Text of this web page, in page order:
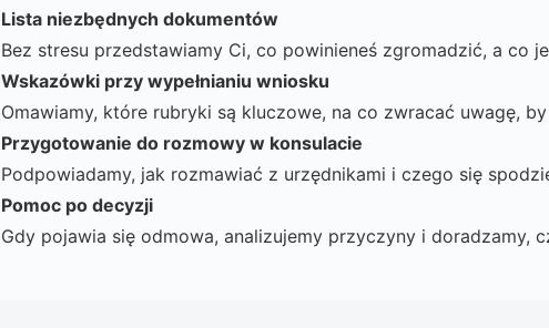
Lista niezbędnych dokumentów
Bez stresu przedstawiamy Ci, co powinieneś zgromadzić, a co
Wskazówki przy wypełnianiu wniosku
Omawiamy, które rubryki są kluczowe, na co zwracać uwagę,
Przygotowanie do rozmowy w konsulacie
Podpowiadamy, jak rozmawiać z urzędnikami i czego się
Pomoc po decyzji
Gdy pojawia się odmowa, analizujemy przyczyny i doradzamy,